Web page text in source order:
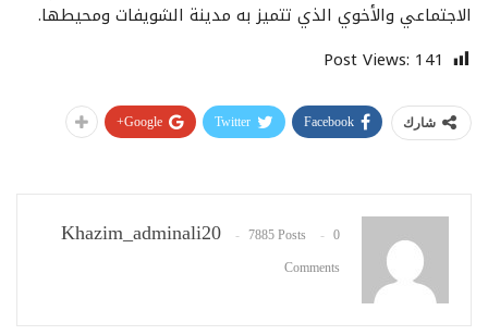
الاجتماعي والأخوي الذي تتميز به مدينة الشويفات ومحيطها.
Post Views: 141
شارك Facebook
Twitter
Google+
Khazim_adminali20 7885 Posts 0
Comments